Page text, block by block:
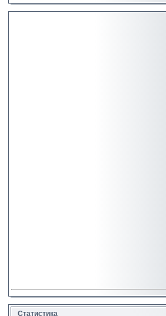
Статистика